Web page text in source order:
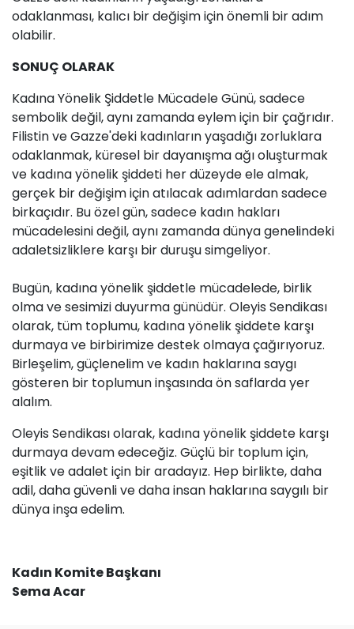
odaklanması, kalıcı bir değişim için önemli bir adım
olabilir.
SONUÇ OLARAK
Kadına Yönelik Şiddetle Mücadele Günü, sadece
sembolik değil, aynı zamanda eylem için bir çağrıdır.
Filistin ve Gazze'deki kadınların yaşadığı zorluklara
odaklanmak, küresel bir dayanışma ağı oluşturmak
ve kadına yönelik şiddeti her düzeyde ele almak,
gerçek bir değişim için atılacak adımlardan sadece
birkaçıdır. Bu özel gün, sadece kadın hakları
mücadelesini değil, aynı zamanda dünya genelindeki
adaletsizliklere karşı bir duruşu simgeliyor.
Bugün, kadına yönelik şiddetle mücadelede, birlik
olma ve sesimizi duyurma günüdür. Oleyis Sendikası
olarak, tüm toplumu, kadına yönelik şiddete karşı
durmaya ve birbirimize destek olmaya çağırıyoruz.
Birleşelim, güçlenelim ve kadın haklarına saygı
gösteren bir toplumun inşasında ön saflarda yer
alalım.
Oleyis Sendikası olarak, kadına yönelik şiddete karşı
durmaya devam edeceğiz. Güçlü bir toplum için,
eşitlik ve adalet için bir aradayız. Hep birlikte, daha
adil, daha güvenli ve daha insan haklarına saygılı bir
dünya inşa edelim.
Kadın Komite Başkanı
Sema Acar